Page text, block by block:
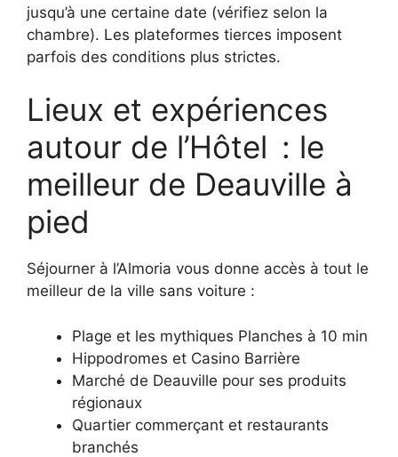
jusqu’à une certaine date (vérifiez selon la
chambre). Les plateformes tierces imposent
parfois des conditions plus strictes.
Lieux et expériences
autour de l’Hôtel : le
meilleur de Deauville à
pied
Séjourner à l’Almoria vous donne accès à tout le
meilleur de la ville sans voiture :
Plage et les mythiques Planches à 10 min
Hippodromes et Casino Barrière
Marché de Deauville pour ses produits
régionaux
Quartier commerçant et restaurants
branchés